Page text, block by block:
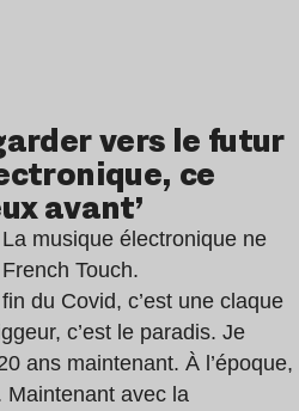
vers le futur
ce
avant’
musique électronique ne
Touch.
du Covid, c’est une claque
c’est le paradis. Je
ans maintenant. À l’époque,
Maintenant avec la